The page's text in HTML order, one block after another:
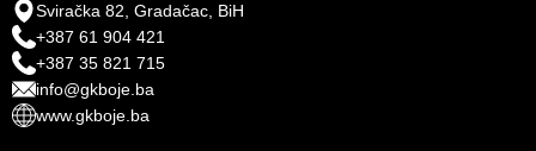
Sviračka 82, Gradačac, BiH
+387 61 904 421
+387 35 821 715
info@gkboje.ba
www.gkboje.ba